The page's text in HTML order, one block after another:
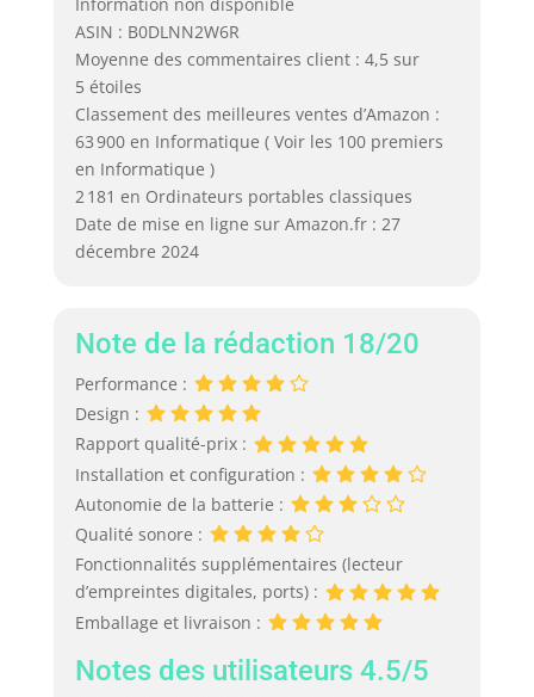
ASIN : B0DLNN2W6R
Moyenne des commentaires client : 4,5 sur
5 étoiles
Classement des meilleures ventes d’Amazon :
63 900 en Informatique ( Voir les 100 premiers
en Informatique )
2 181 en Ordinateurs portables classiques
Date de mise en ligne sur Amazon.fr : 27
décembre 2024
Note de la rédaction 18/20
Performance :
Design :
Rapport qualité-prix :
Installation et configuration :
Autonomie de la batterie :
Qualité sonore :
Fonctionnalités supplémentaires (lecteur
d’empreintes digitales, ports) :
Emballage et livraison :
Notes des utilisateurs 4.5/5